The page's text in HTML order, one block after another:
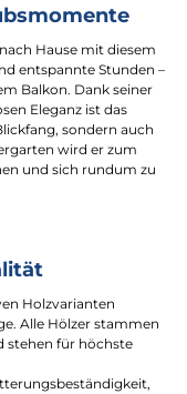
Hause mit diesem
entspannte Stunden –
Balkon. Dank seiner
Eleganz ist das
sondern auch
wird er zum
und sich rundum zu
Holzvarianten
Alle Hölzer stammen
stehen für höchste